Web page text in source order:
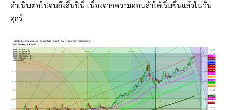
ดำเนินต่อไปจนถึงสิ้นปีนี้ เนื่องจากความอ่อนล้าได้เริ่มขึ้นแล้วในวัน
ศุกร์